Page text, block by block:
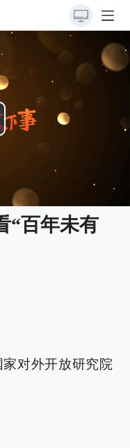
“百年未有
对外开放研究院